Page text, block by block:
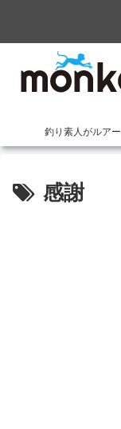
釣り素人がルア
感謝